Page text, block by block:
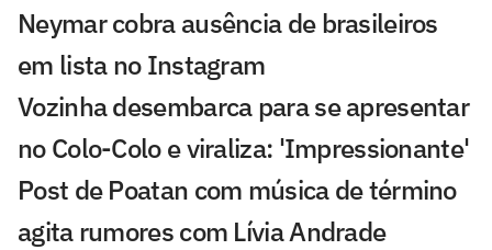
Neymar cobra ausência de brasileiros
em lista no Instagram
Vozinha desembarca para se apresentar
no Colo-Colo e viraliza: 'Impressionante'
Post de Poatan com música de término
agita rumores com Lívia Andrade